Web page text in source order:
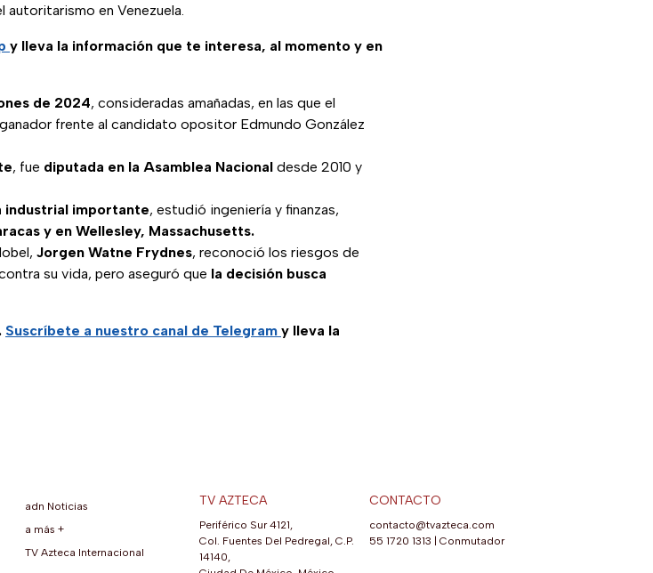
autoritarismo en Venezuela.
y lleva la información que te interesa, al momento y en
de 2024, consideradas amañadas, en las que el
frente al candidato opositor Edmundo González
, fue diputada en la Asamblea Nacional desde 2010 y
industrial importante, estudió ingeniería y finanzas,
y en Wellesley, Massachusetts.
Jorgen Watne Frydnes, reconoció los riesgos de
su vida, pero aseguró que la decisión busca
Suscríbete a nuestro canal de Telegram y lleva la
pestaña)
nueva pestaña)
adn Noticias
a más +
TV Azteca Internacional
TV AZTECA
Periférico Sur 4121,
Col. Fuentes Del Pedregal, C.P.
14140,
CONTACTO
contacto@tvazteca.com
55 1720 1313 | Conmutador